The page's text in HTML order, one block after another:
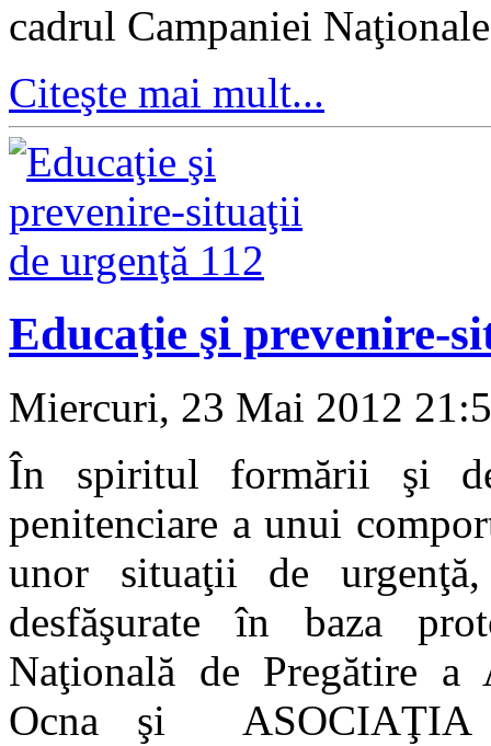
cadrul Campaniei
Citeşte mai mult...
Educaţie şi prevenire-
Miercuri, 23 Mai 2012
În spiritul formării şi
penitenciare a unui
unor situaţii de
desfăşurate în baza
Naţională de Pregătire a
Ocna şi ASOCIAŢIA